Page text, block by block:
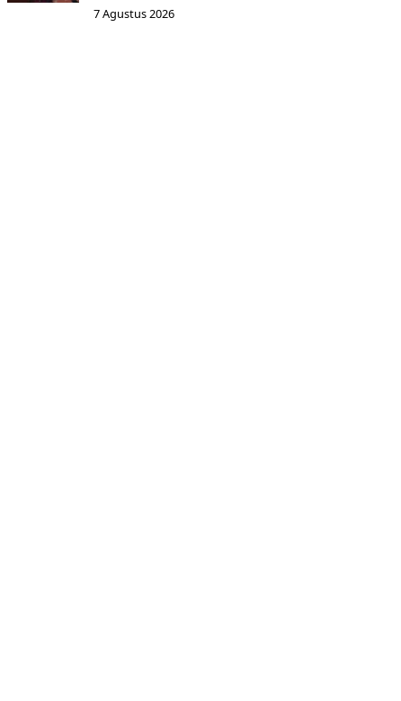
7 Agustus 2026